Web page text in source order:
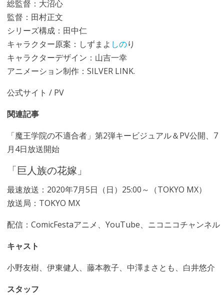
総監督：大沼心
監督：田村正文
シリーズ構成：田中仁
キャラクター原案：しずまよ しのり
キャラクターデザイン：山吉一幸
アニメーション制作：SILVER LINK.
公式サイト / PV
関連記事
「魔王学院の不適合者」第2弾キービジュアル＆PV公開、7
月4日放送開始
「巨人族の花嫁」
最速放送：2020年7月5日（日）25:00～（TOKYO MX）
放送局：TOKYO MX
配信：ComicFestaアニメ、YouTube、ニコニコチャンネル
キャスト
小野友樹、伊東健人、藤本教子、中澤まさとも、白井悠介
スタッフ